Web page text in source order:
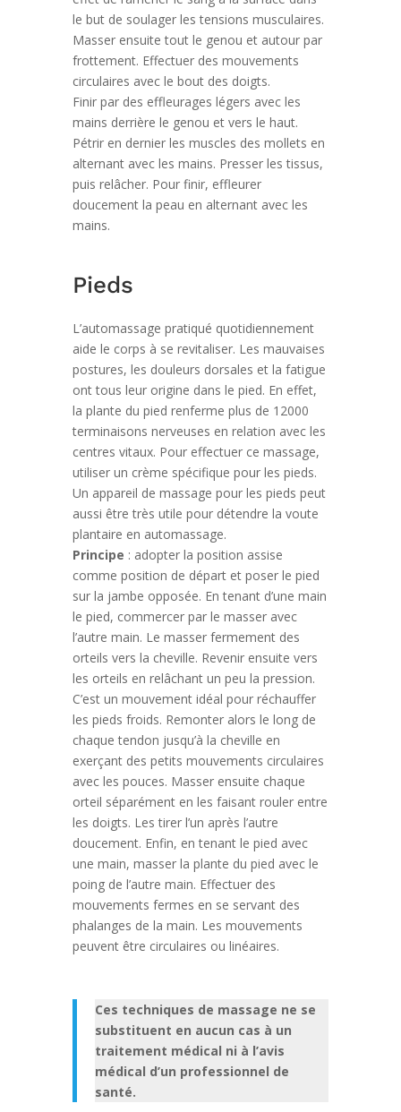
le but de soulager les tensions musculaires.
Masser ensuite tout le genou et autour par
frottement. Effectuer des mouvements
circulaires avec le bout des doigts.
Finir par des effleurages légers avec les
mains derrière le genou et vers le haut.
Pétrir en dernier les muscles des mollets en
alternant avec les mains. Presser les tissus,
puis relâcher. Pour finir, effleurer
doucement la peau en alternant avec les
mains.
Pieds
L’automassage pratiqué quotidiennement
aide le corps à se revitaliser. Les mauvaises
postures, les douleurs dorsales et la fatigue
ont tous leur origine dans le pied. En effet,
la plante du pied renferme plus de 12000
terminaisons nerveuses en relation avec les
centres vitaux. Pour effectuer ce massage,
utiliser un crème spécifique pour les pieds.
Un appareil de massage pour les pieds peut
aussi être très utile pour détendre la voute
plantaire en automassage.
Principe : adopter la position assise
comme position de départ et poser le pied
sur la jambe opposée. En tenant d’une main
le pied, commercer par le masser avec
l’autre main. Le masser fermement des
orteils vers la cheville. Revenir ensuite vers
les orteils en relâchant un peu la pression.
C’est un mouvement idéal pour réchauffer
les pieds froids. Remonter alors le long de
chaque tendon jusqu’à la cheville en
exerçant des petits mouvements circulaires
avec les pouces. Masser ensuite chaque
orteil séparément en les faisant rouler entre
les doigts. Les tirer l’un après l’autre
doucement. Enfin, en tenant le pied avec
une main, masser la plante du pied avec le
poing de l’autre main. Effectuer des
mouvements fermes en se servant des
phalanges de la main. Les mouvements
peuvent être circulaires ou linéaires.
Ces techniques de massage ne se
substituent en aucun cas à un
traitement médical ni à l’avis
médical d’un professionnel de
santé.